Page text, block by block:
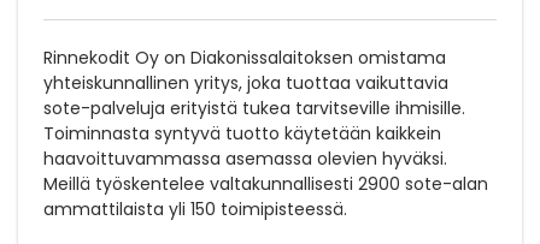
Rinnekodit Oy on Diakonissalaitoksen omistama
yhteiskunnallinen yritys, joka tuottaa vaikuttavia
sote-palveluja erityistä tukea tarvitseville ihmisille.
Toiminnasta syntyvä tuotto käytetään kaikkein
haavoittuvammassa asemassa olevien hyväksi.
Meillä työskentelee valtakunnallisesti 2900 sote-alan
ammattilaista yli 150 toimipisteessä.